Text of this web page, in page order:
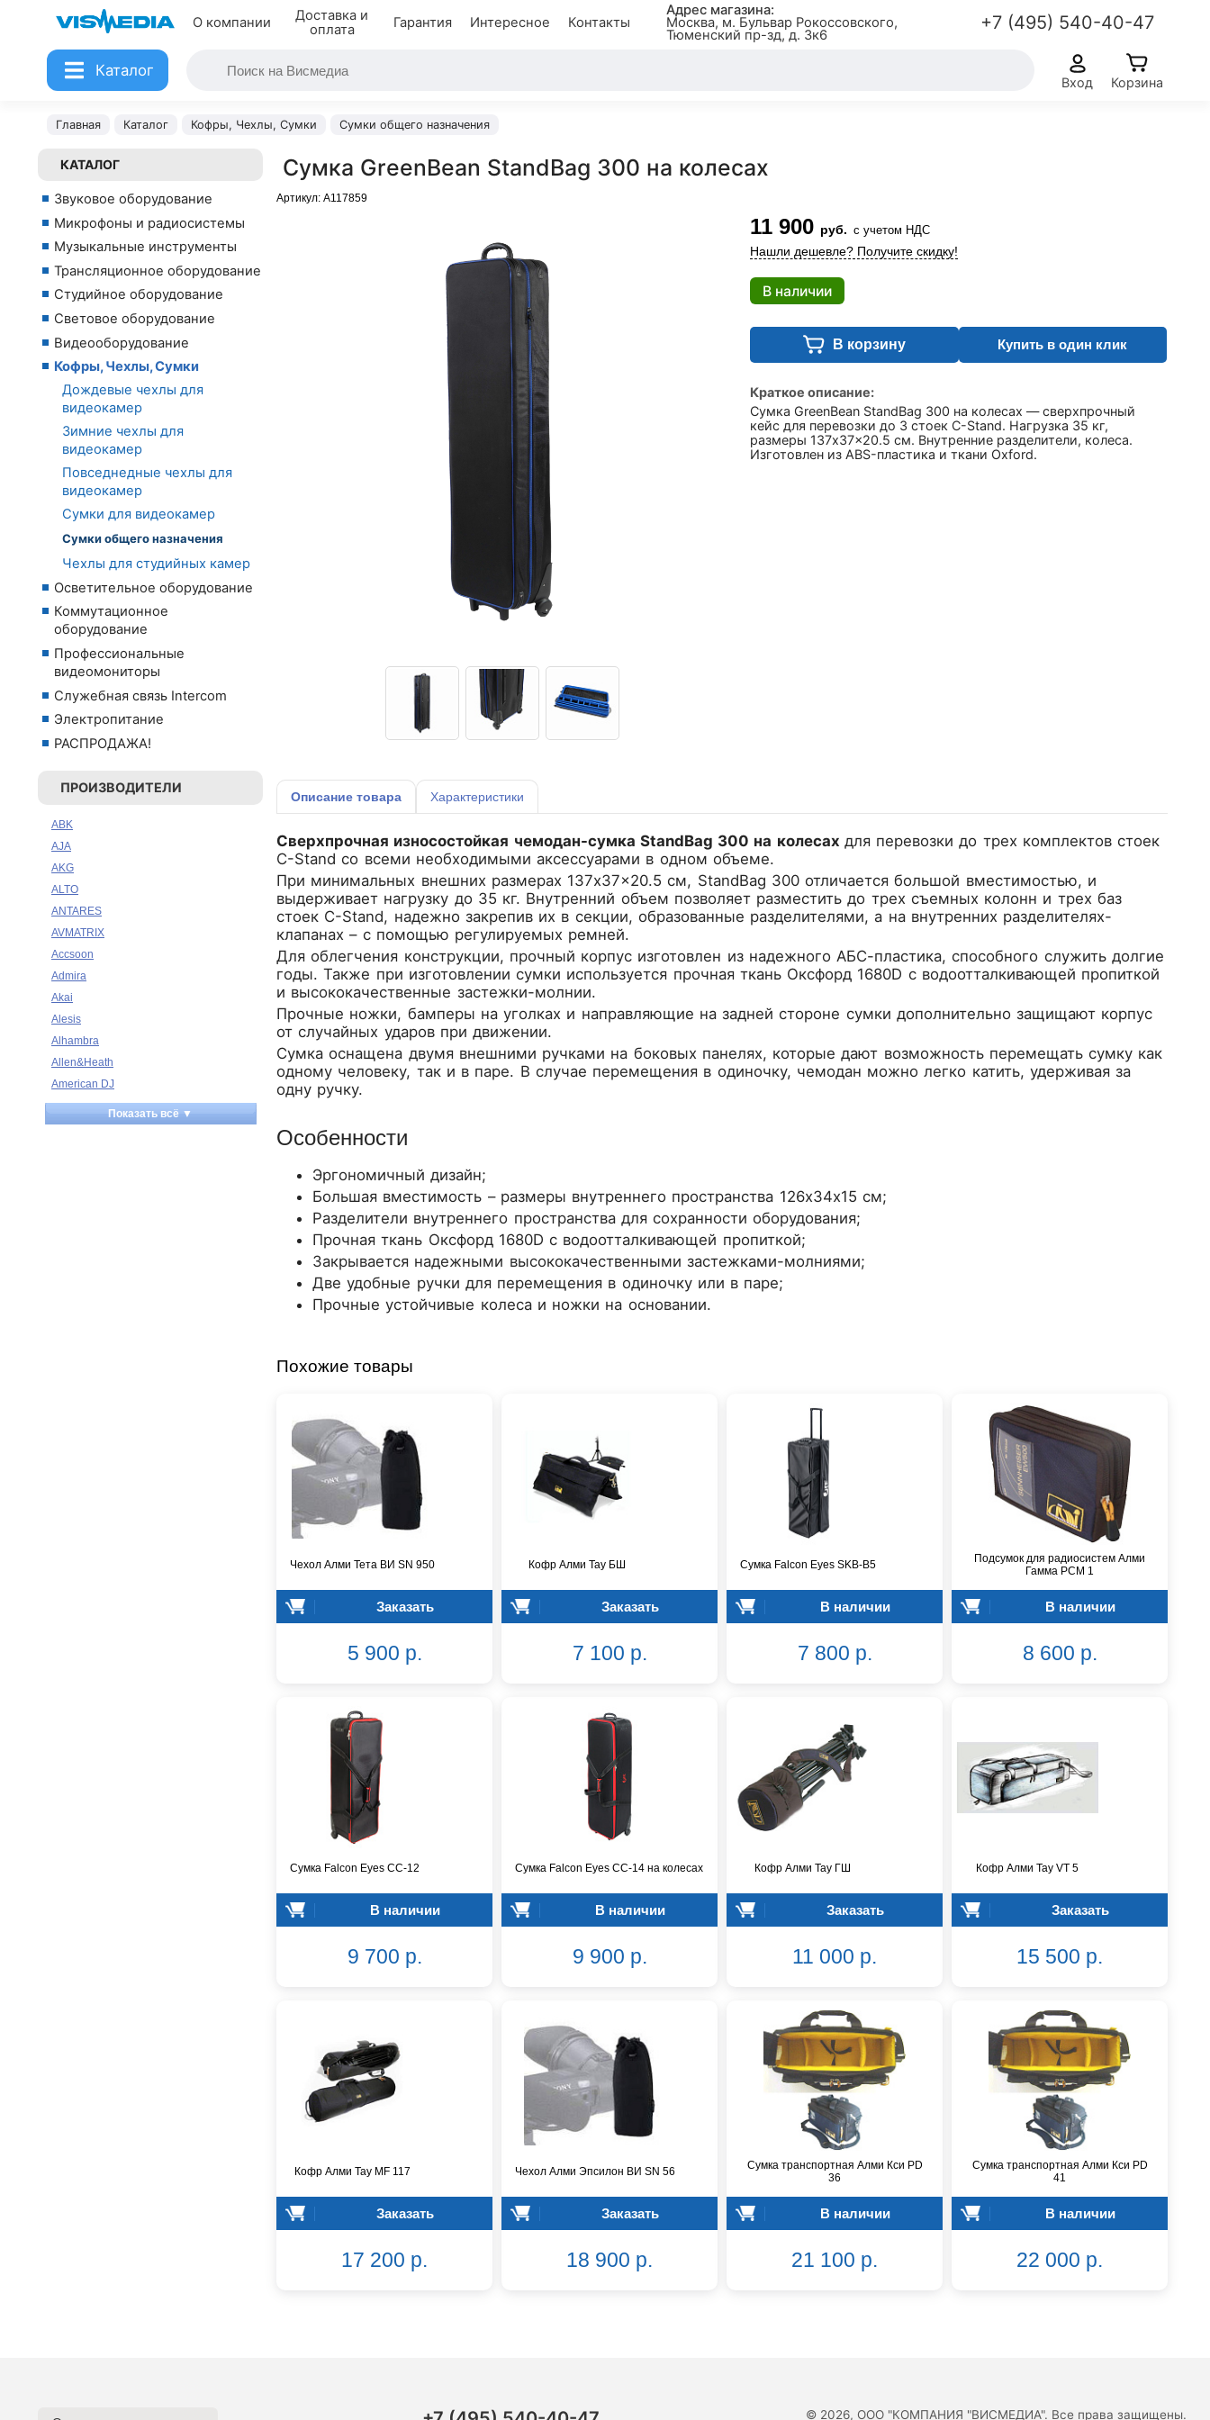
О компании
Доставка и
оплата
Гарантия Интересное Контакты
Адрес магазина:
Москва, м. Бульвар Рокоссовского,
Тюменский пр-зд, д. 3к6
+7 (495) 540-40-47
Каталог
Вход Корзина
Главная Каталог Кофры, Чехлы, Сумки Сумки общего назначения
КАТАЛОГ
Звуковое оборудование
Микрофоны и радиосистемы
Музыкальные инструменты
Трансляционное оборудование
Студийное оборудование
Световое оборудование
Видеооборудование
Кофры, Чехлы, Сумки
Дождевые чехлы для
видеокамер
Зимние чехлы для
видеокамер
Повседнедные чехлы для
видеокамер
Сумки для видеокамер
Сумки общего назначения
Чехлы для студийных камер
Осветительное оборудование
Коммутационное
оборудование
Профессиональные
видеомониторы
Служебная связь Intercom
Электропитание
РАСПРОДАЖА!
ПРОИЗВОДИТЕЛИ
ABK
AJA
AKG
ALTO
ANTARES
AVMATRIX
Accsoon
Admira
Akai
Alesis
Alhambra
Allen&Heath
American DJ
Ampeg
Apart
Показать всё ▼
Сумка GreenBean StandBag 300 на колесах
Артикул: A117859
11 900 руб. с учетом НДС
Нашли дешевле? Получите скидку!
В наличии
В корзину Купить в один клик
Краткое описание:
Сумка GreenBean StandBag 300 на колесах — сверхпрочный
кейс для перевозки до 3 стоек C-Stand. Нагрузка 35 кг,
размеры 137x37x20.5 см. Внутренние разделители, колеса.
Изготовлен из ABS-пластика и ткани Oxford.
Описание товара Характеристики
Сверхпрочная износостойкая чемодан-сумка StandBag 300 на колесах для перевозки до трех комплектов стоек
C-Stand со всеми необходимыми аксессуарами в одном объеме.
При минимальных внешних размерах 137x37x20.5 см, StandBag 300 отличается большой вместимостью, и
выдерживает нагрузку до 35 кг. Внутренний объем позволяет разместить до трех съемных колонн и трех баз
стоек C-Stand, надежно закрепив их в секции, образованные разделителями, а на внутренних разделителях-
клапанах – с помощью регулируемых ремней.
Для облегчения конструкции, прочный корпус изготовлен из надежного АБС-пластика, способного служить долгие
годы. Также при изготовлении сумки используется прочная ткань Оксфорд 1680D с водоотталкивающей пропиткой
и высококачественные застежки-молнии.
Прочные ножки, бамперы на уголках и направляющие на задней стороне сумки дополнительно защищают корпус
от случайных ударов при движении.
Сумка оснащена двумя внешними ручками на боковых панелях, которые дают возможность перемещать сумку как
одному человеку, так и в паре. В случае перемещения в одиночку, чемодан можно легко катить, удерживая за
одну ручку.
Особенности
Эргономичный дизайн;
Большая вместимость – размеры внутреннего пространства 126х34x15 см;
Разделители внутреннего пространства для сохранности оборудования;
Прочная ткань Оксфорд 1680D с водоотталкивающей пропиткой;
Закрывается надежными высококачественными застежками-молниями;
Две удобные ручки для перемещения в одиночку или в паре;
Прочные устойчивые колеса и ножки на основании.
Похожие товары
Чехол Алми Тета ВИ SN 950
Заказать
5 900 р.
Кофр Алми Тау БШ
Заказать
7 100 р.
Сумка Falcon Eyes SKB-B5
В наличии
7 800 р.
Подсумок для радиосистем Алми
Гамма РСМ 1
В наличии
8 600 р.
Сумка Falcon Eyes СС-12
В наличии
9 700 р.
Сумка Falcon Eyes CC-14 на колесах
В наличии
9 900 р.
Кофр Алми Тау ГШ
Заказать
11 000 р.
Кофр Алми Тау VT 5
Заказать
15 500 р.
Кофр Алми Тау MF 117
Заказать
17 200 р.
Чехол Алми Эпсилон ВИ SN 56
Заказать
18 900 р.
Сумка транспортная Алми Кси PD
36
В наличии
21 100 р.
Сумка транспортная Алми Кси PD
41
В наличии
22 000 р.
© 2026, ООО "КОМПАНИЯ "ВИСМЕДИА". Все права защищены.